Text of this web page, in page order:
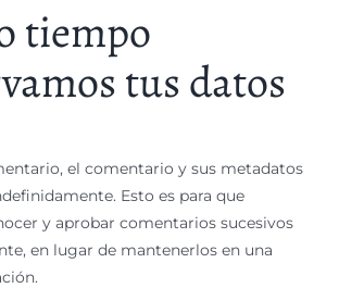
tiempo
tus datos
el comentario y sus metadatos
Esto es para que
y aprobar comentarios sucesivos
en lugar de mantenerlos en una